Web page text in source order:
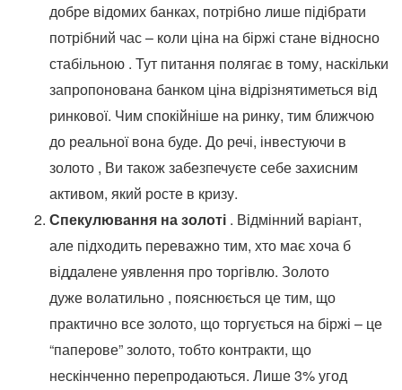
добре відомих банках, потрібно лише підібрати
потрібний час – коли ціна на біржі стане відносно
стабільною . Тут питання полягає в тому, наскільки
запропонована банком ціна відрізнятиметься від
ринкової. Чим спокійніше на ринку, тим ближчою
до реальної вона буде. До речі, інвестуючи в
золото , Ви також забезпечуєте себе захисним
активом, який росте в кризу.
Спекулювання на золоті . Відмінний варіант,
але підходить переважно тим, хто має хоча б
віддалене уявлення про торгівлю. Золото
дуже волатильно , пояснюється це тим, що
практично все золото, що торгується на біржі – це
“паперове” золото, тобто контракти, що
нескінченно перепродаються. Лише 3% угод